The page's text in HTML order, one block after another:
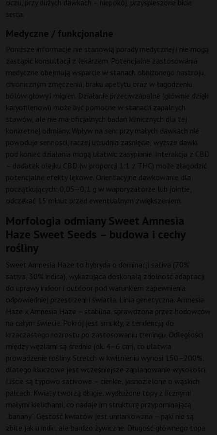
oczu, przy dużych dawkach – niepokój, przyspieszone bicie
serca.
Medyczne / funkcjonalne
Poniższe informacje nie stanowią porady medycznej i nie mogą
zastąpić konsultacji z lekarzem. Potencjalne zastosowania
medyczne obejmują wsparcie w stanach obniżonego nastroju,
chronicznym zmęczeniu, braku apetytu oraz w łagodzeniu
bólów głowy i migren. Działanie przeciwzapalne (głównie dzięki
karyofilenowi) może być pomocne w stanach zapalnych
stawów, ale nie ma oficjalnych badań klinicznych dla tej
konkretnej odmiany. Wpływ na sen: przy małych dawkach nie
powoduje senności, raczej utrudnia zaśnięcie; wyższe dawki
pod koniec działania mogą ułatwić zasypianie. Interakcja z CBD
– dodatek olejku CBD (w proporcji 1:1 z THC) może złagodzić
potencjalne efekty lękowe. Orientacyjne dawkowanie dla
początkujących: 0,05–0,1 g w waporyzatorze lub jointie,
odczekać 15 minut przed ewentualnym zwiększeniem.
Morfologia odmiany Sweet Amnesia
Haze Sweet Seeds – budowa i cechy
rośliny
Sweet Amnesia Haze to hybryda o dominacji sativa (70%
sativa, 30% indica), wykazująca doskonałą zdolność adaptacji
do uprawy indoor i outdoor pod warunkiem zapewnienia
odpowiedniej przestrzeni i światła. Linia genetyczna: Amnesia
Haze x Amnesia Haze – stabilna, sprawdzona przez hodowców
na całym świecie. Pokrój jest smukły, z tendencją do
krzaczastego rozrostu po zastosowaniu treningu. Odległości
między węzłami są średnie (ok. 4–6 cm), co ułatwia
prowadzenie rośliny. Stretch w kwitnieniu wynosi 150–200%,
dlatego kluczowe jest wcześniejsze zaplanowanie wysokości.
Liście są typowo sativowe – cienkie, jasnozielone o wąskich
palcach. Kwiaty tworzą długie, wydłużone topy z licznymi
małymi kielichami, co nadaje im strukturę przypominającą
„banany”. Gęstość kwiatów jest umiarkowana – pąki nie są
zbite jak u indic, ale bardzo żywiczne. Długość głównego topa